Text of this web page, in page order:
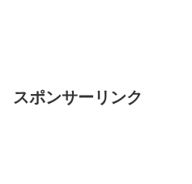
スポンサーリンク